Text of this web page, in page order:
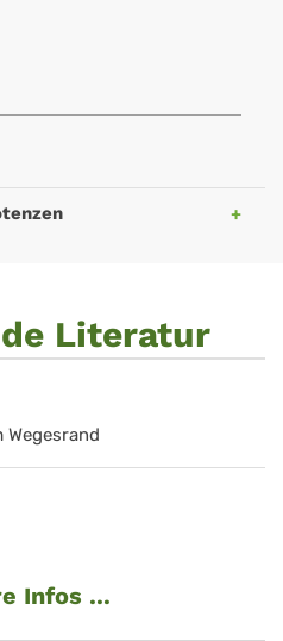
Literatur
Infos ...